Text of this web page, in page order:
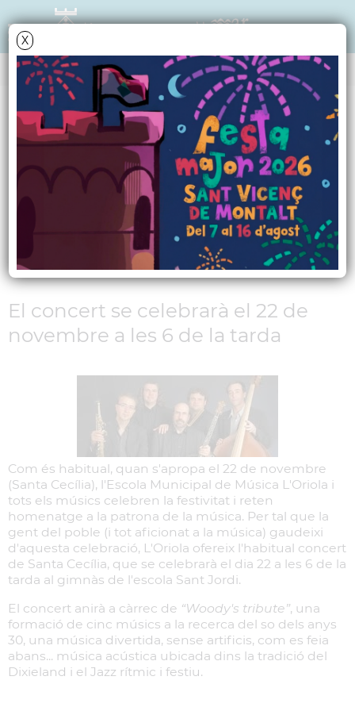
X
NOTÍCIES - ACTUALITAT
El Jazz rítmic i festiu
serà present al
Concert de Sant
Cecília
El concert se celebrarà el 22 de
novembre a les 6 de la tarda
Com és habitual, quan s'apropa el 22 de novembre
(Santa Cecília), l'Escola Municipal de Música L'Oriola i
tots els músics celebren la festivitat i reten
homenatge a la patrona de la música. Per tal que la
gent del poble (i tot aficionat a la música) gaudeixi
d'aquesta celebració, L'Oriola ofereix l'habitual concert
de Santa Cecília, que se celebrarà el dia 22 a les 6 de la
tarda al gimnàs de l'escola Sant Jordi.
El concert anirà a càrrec de “Woody's tribute”, una
formació de cinc músics a la recerca del so dels anys
30, una música divertida, sense artificis, com es feia
abans... música acústica ubicada dins la tradició del
Dixieland i el Jazz rítmic i festiu.